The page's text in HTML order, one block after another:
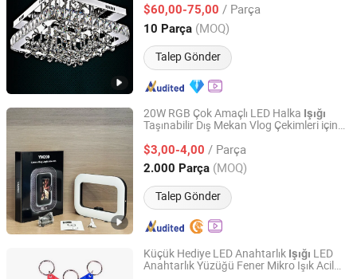
Ayarlanabilir Paslanmaz Çelik Kristal
Tavan Lambası
$60,00-75,00 / Parça
10 Parça (MOQ)
Talep Gönder
Guangdong, China Fiyat 2022
20W RGB Çok Amaçlı LED Halka Işığı
Taşınabilir Dış Mekan Vlog Çekimleri için
Fotoğrafik Aydınlatma
$3,00-4,00 / Parça
2.000 Parça (MOQ)
Talep Gönder
Huzhou Hengqi Electric Factory
Zhejiang, China Fiyat 2025
Küçük Hediye LED Anahtarlık Işığı LED
Anahtarlık Yüzüğü Fener Mikro Işık Acil
Shenzhen Slinya Electronic Co., Ltd.